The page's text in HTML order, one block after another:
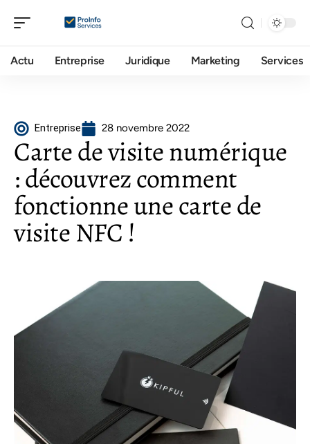
Actu Entreprise Juridique Marketing Services
Entreprise 28 novembre 2022
Carte de visite numérique
: découvrez comment
fonctionne une carte de
visite NFC !